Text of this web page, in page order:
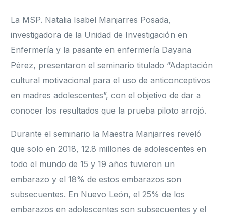
La MSP. Natalia Isabel Manjarres Posada,
investigadora de la Unidad de Investigación en
Enfermería y la pasante en enfermería Dayana
Pérez, presentaron el seminario titulado “Adaptación
cultural motivacional para el uso de anticonceptivos
en madres adolescentes”, con el objetivo de dar a
conocer los resultados que la prueba piloto arrojó.
Durante el seminario la Maestra Manjarres reveló
que solo en 2018, 12.8 millones de adolescentes en
todo el mundo de 15 y 19 años tuvieron un
embarazo y el 18% de estos embarazos son
subsecuentes. En Nuevo León, el 25% de los
embarazos en adolescentes son subsecuentes y el